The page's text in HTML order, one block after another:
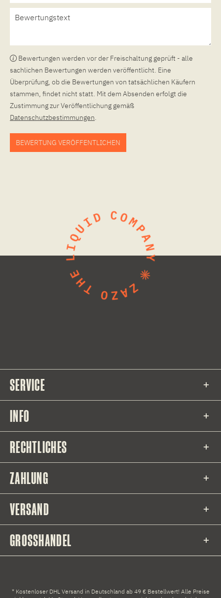
Bewertungen werden vor der Freischaltung geprüft - alle
sachlichen Bewertungen werden veröffentlicht. Eine
Überprüfung, ob die Bewertungen von tatsächlichen Käufern
stammen, findet nicht statt. Mit dem Absenden erfolgt die
Zustimmung zur Veröffentlichung gemäß
Datenschutzbestimmungen.
BEWERTUNG VERÖFFENTLICHEN
SERVICE
INFO
RECHTLICHES
ZAHLUNG
VERSAND
GROSSHANDEL
* Kostenloser DHL Versand in Deutschland ab 49 € Bestellwert! Alle Preise